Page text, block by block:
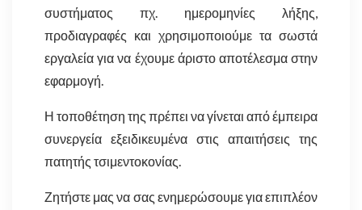
συστήματος πχ. ημερομηνίες λήξης,
προδιαγραφές και χρησιμοποιούμε τα σωστά
εργαλεία για να έχουμε άριστο αποτέλεσμα στην
εφαρμογή.
Η τοποθέτηση της πρέπει να γίνεται από έμπειρα
συνεργεία εξειδικευμένα στις απαιτήσεις της
πατητής τσιμεντοκονίας.
Ζητήστε μας να σας ενημερώσουμε για επιπλέον